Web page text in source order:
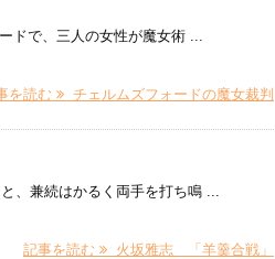
ドで、三人の女性が魔女術 ...
を読む チェルムズフォードの魔女裁判
、兼続はかるく両手を打ち鳴 ...
記事を読む 火坂雅志 「羊羹合戦」